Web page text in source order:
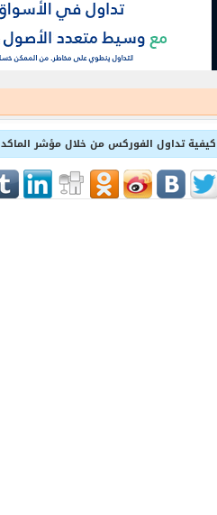
تداول الفوركس من خلال مؤشر الماكد